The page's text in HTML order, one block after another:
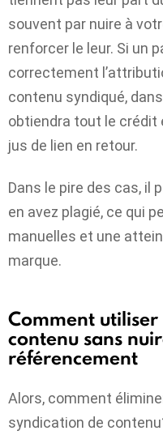
souvent par nuire à
renforcer le leur. Si un
correctement
contenu syndiqué,
obtiendra tout le crédit
jus de lien en retour.
Dans le pire des cas, il
en avez plagié, ce qui
manuelles et une
marque.
Comment
contenu sans
référencement
Alors, comment
syndication de